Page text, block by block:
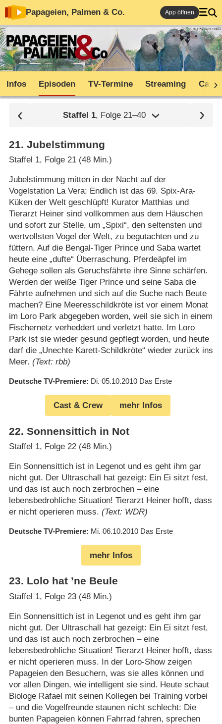
Papageien, Palmen & Co. App öffnen
Infos Episoden TV-Termine Streaming Cast
Staffel 1, Folge 21⁠–⁠40
21. Jubelstimmung
Staffel 1, Folge 21 (48 Min.)
Jubelstimmung mitten in der Nacht auf der
Vogelstation La Vera: Endlich ist das 69. Spix-Ara-
Küken der Welt geschlüpft! Kurator Matthias und
Tierarzt Heiner sind vollkommen aus dem Häuschen
und sofort zur Stelle, um „Spixi“, den seltensten und
wertvollsten Vogel der Welt, zu begutachten und zu
füttern. Auf die Bengal-Tiger Prince und Saba wartet
heute eine „dufte“ Überraschung. Pferdeäpfel im
Gehege sollen als Geruchsfährte ihre Sinne schärfen.
Werden der weiße Tiger Prince und seine Saba die
Fährte aufnehmen und sich auf die Suche nach Beute
machen? Eine Meeresschildkröte ist vor einem Monat
im Loro Park abgegeben worden, weil sie sich in einem
Fischernetz verheddert und verletzt hatte. Im Loro
Park ist sie wieder gesund gepflegt worden, und heute
darf die „Unechte Karett-Schildkröte“ wieder zurück ins
Meer. (Text: rbb)
Deutsche TV-Premiere Di. 05.10.2010 Das Erste
Cast & Crew mehr Infos
22. Sonnensittich in Not
Staffel 1, Folge 22 (48 Min.)
Ein Sonnensittich ist in Legenot und es geht ihm gar
nicht gut. Der Ultraschall hat gezeigt: Ein Ei sitzt fest,
und das ist auch noch zerbrochen – eine
lebensbedrohliche Situation! Tierarzt Heiner hofft, dass
er nicht operieren muss. (Text: WDR)
Deutsche TV-Premiere Mi. 06.10.2010 Das Erste
mehr Infos
23. Lolo hat ’ne Beule
Staffel 1, Folge 23 (48 Min.)
Ein Sonnensittich ist in Legenot und es geht ihm gar
nicht gut. Der Ultraschall hat gezeigt: Ein Ei sitzt fest,
und das ist auch noch zerbrochen – eine
lebensbedrohliche Situation! Tierarzt Heiner hofft, dass
er nicht operieren muss. In der Loro-Show zeigen
Papageien den Besuchern, was sie alles können und
vor allen Dingen, wie intelligent sie sind. Heute schaut
Biologe Rafael mit seinen Kollegen bei Training vorbei
– und die Vogelfreunde staunen nicht schlecht: Die
bunten Papageien können Fahrrad fahren, sprechen